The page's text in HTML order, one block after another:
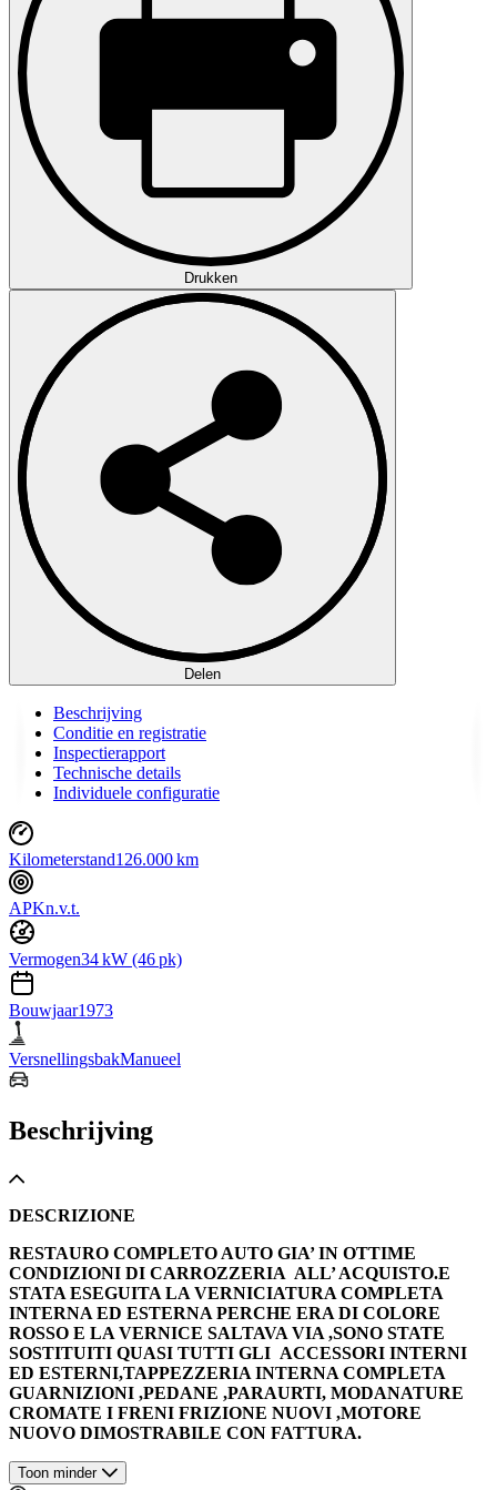
Drukken
Delen
Beschrijving
Conditie en registratie
Inspectierapport
Technische details
Individuele configuratie
Kilometerstand126.000 km
APKn.v.t.
Vermogen34 kW (46 pk)
Bouwjaar1973
VersnellingsbakManueel
Beschrijving
DESCRIZIONE
RESTAURO COMPLETO AUTO GIA’ IN OTTIME
CONDIZIONI DI CARROZZERIA ALL’ ACQUISTO.E
STATA ESEGUITA LA VERNICIATURA COMPLETA
INTERNA ED ESTERNA PERCHE ERA DI COLORE
ROSSO E LA VERNICE SALTAVA VIA ,SONO STATE
SOSTITUITI QUASI TUTTI GLI ACCESSORI INTERNI
ED ESTERNI,TAPPEZZERIA INTERNA COMPLETA
GUARNIZIONI ,PEDANE ,PARAURTI, MODANATURE
CROMATE I FRENI FRIZIONE NUOVI ,MOTORE
NUOVO DIMOSTRABILE CON FATTURA.
Toon minder